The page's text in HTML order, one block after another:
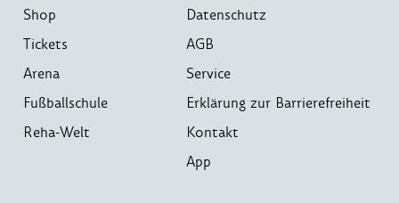
Shop
Tickets
Arena
Fußballschule
Reha-Welt
Datenschutz
AGB
Service
Erklärung zur Barrierefreiheit
Kontakt
App